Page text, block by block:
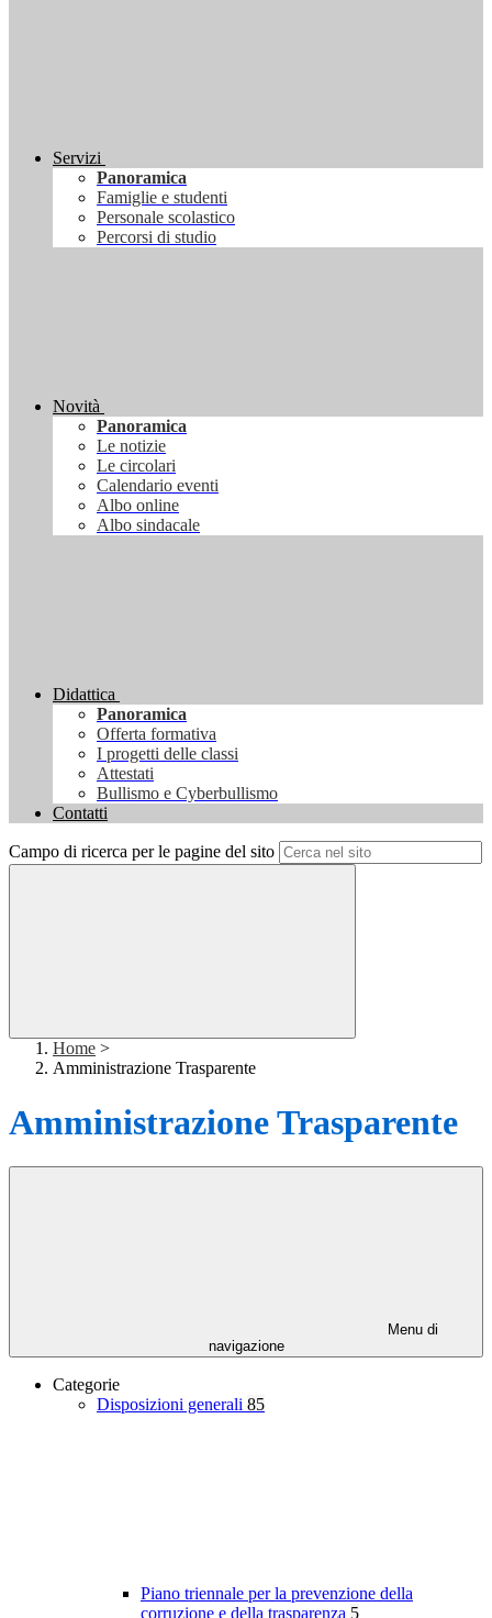
Servizi
Panoramica
Famiglie e studenti
Personale scolastico
Percorsi di studio
Novità
Panoramica
Le notizie
Le circolari
Calendario eventi
Albo online
Albo sindacale
Didattica
Panoramica
Offerta formativa
I progetti delle classi
Attestati
Bullismo e Cyberbullismo
Contatti
Campo di ricerca per le pagine del sito
Home >
Amministrazione Trasparente
Amministrazione Trasparente
Menu di
navigazione
Categorie
Disposizioni generali 85
Piano triennale per la prevenzione della
corruzione e della trasparenza 5